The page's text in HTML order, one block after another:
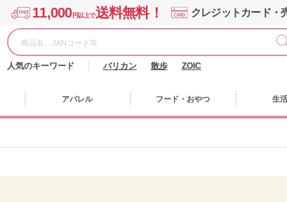
11,000円以上で送料無料！ クレジットカード・
人気のキーワード バリカン 散歩 ZOIC
アパレル フード・おやつ 生